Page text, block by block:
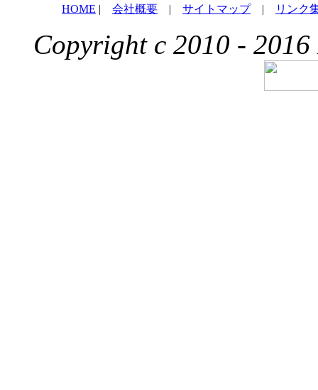
HOME | 会社概要 | サイトマップ| リンク
Copyright c 2010 - 2016